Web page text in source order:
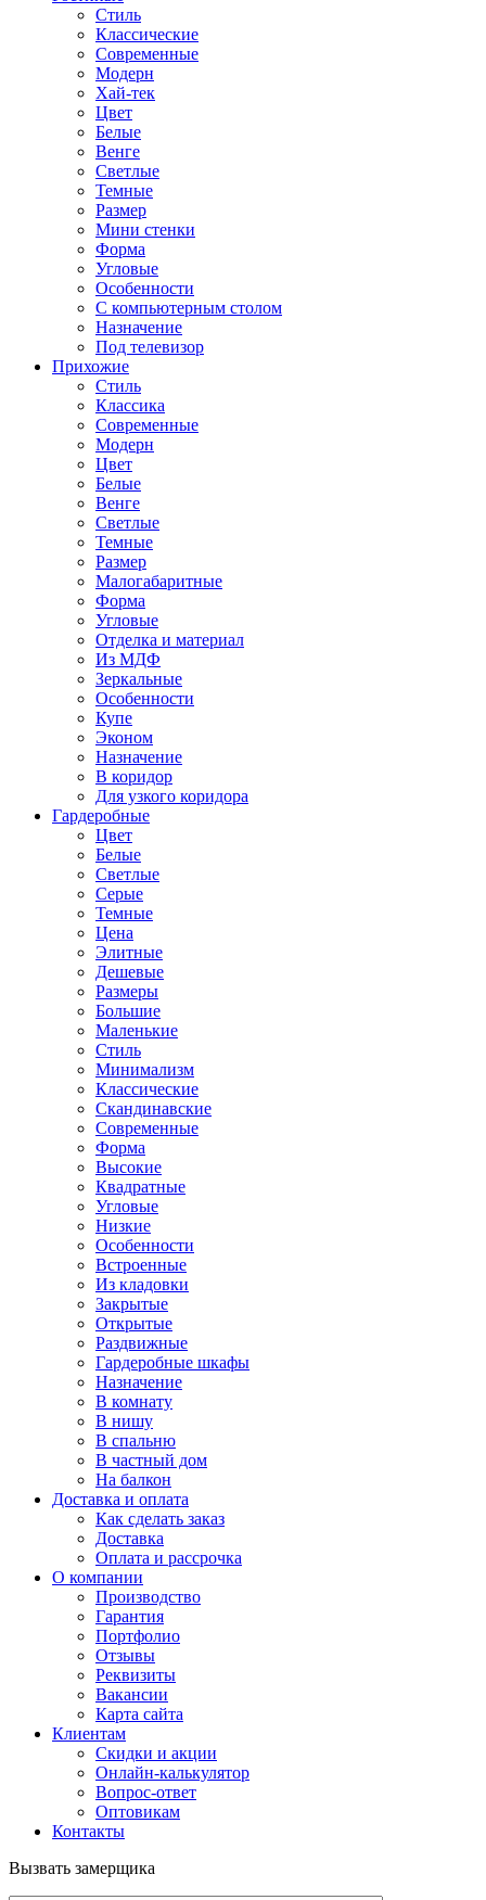
Стиль
Классические
Современные
Модерн
Хай-тек
Цвет
Белые
Венге
Светлые
Темные
Размер
Мини стенки
Форма
Угловые
Особенности
С компьютерным столом
Назначение
Под телевизор
Прихожие
Стиль
Классика
Современные
Модерн
Цвет
Белые
Венге
Светлые
Темные
Размер
Малогабаритные
Форма
Угловые
Отделка и материал
Из МДФ
Зеркальные
Особенности
Купе
Эконом
Назначение
В коридор
Для узкого коридора
Гардеробные
Цвет
Белые
Светлые
Серые
Темные
Цена
Элитные
Дешевые
Размеры
Большие
Маленькие
Стиль
Минимализм
Классические
Скандинавские
Современные
Форма
Высокие
Квадратные
Угловые
Низкие
Особенности
Встроенные
Из кладовки
Закрытые
Открытые
Раздвижные
Гардеробные шкафы
Назначение
В комнату
В нишу
В спальню
В частный дом
На балкон
Доставка и оплата
Как сделать заказ
Доставка
Оплата и рассрочка
О компании
Производство
Гарантия
Портфолио
Отзывы
Реквизиты
Вакансии
Карта сайта
Клиентам
Скидки и акции
Онлайн-калькулятор
Вопрос-ответ
Оптовикам
Контакты
Вызвать замерщика